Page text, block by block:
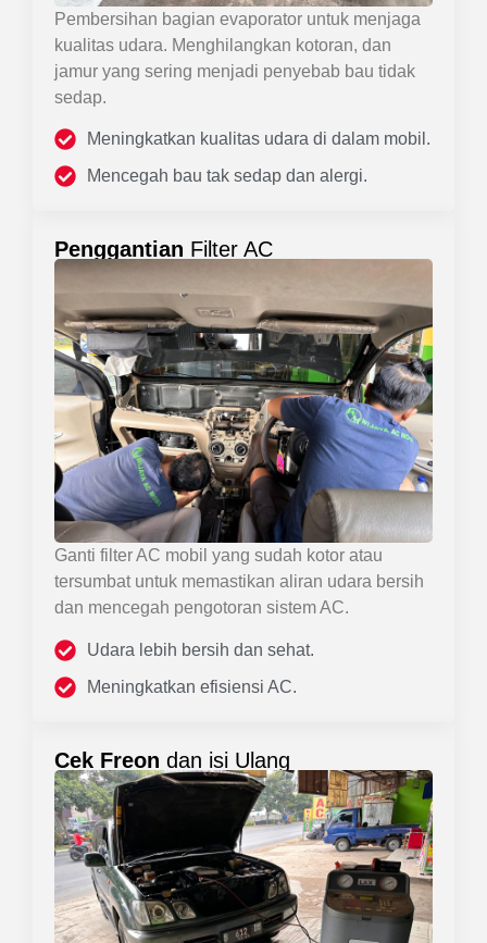
Pembersihan bagian evaporator untuk menjaga
kualitas udara. Menghilangkan kotoran, dan
jamur yang sering menjadi penyebab bau tidak
sedap.
Meningkatkan kualitas udara di dalam mobil.
Mencegah bau tak sedap dan alergi.
Penggantian Filter AC
Ganti filter AC mobil yang sudah kotor atau
tersumbat untuk memastikan aliran udara bersih
dan mencegah pengotoran sistem AC.
Udara lebih bersih dan sehat.
Meningkatkan efisiensi AC.
Cek Freon dan isi Ulang